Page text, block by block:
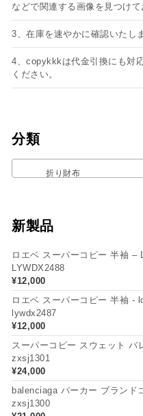
などで関連する画像を見つけ
3、在庫を速やかに確認いたし
4、copykkkは代金引換にも対
ください。
分類
折り財布
新製品
ロエベ スーパーコピー 半袖 –
LYWDX2488
¥12,000
ロエベ スーパーコピー 半袖 -
lywdx2487
¥12,000
スーパーコピー スウェット バ
zxsj1301
¥24,000
balenciaga パーカー ブランド
zxsj1300